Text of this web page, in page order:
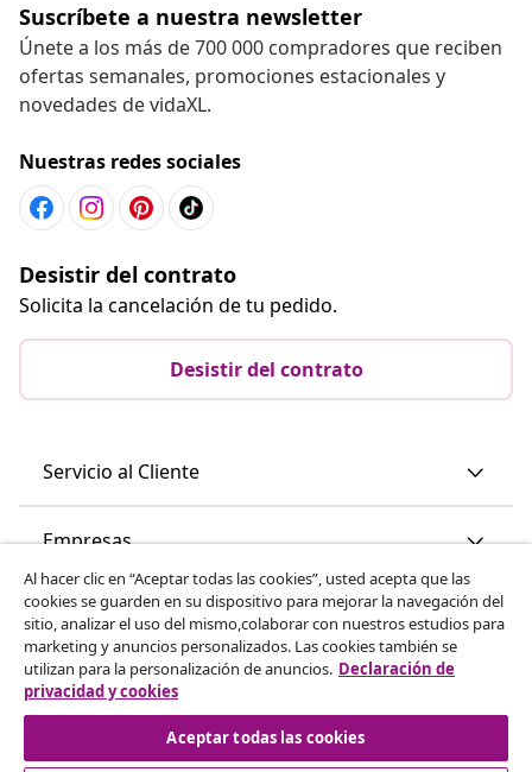
Suscríbete a nuestra newsletter
Únete a los más de 700 000 compradores que reciben
ofertas semanales, promociones estacionales y
novedades de vidaXL.
Nuestras redes sociales
Desistir del contrato
Solicita la cancelación de tu pedido.
Desistir del contrato
Servicio al Cliente
Empresas
vidaXL
Descubre mas
Al hacer clic en “Aceptar todas las cookies”, usted acepta que las
cookies se guarden en su dispositivo para mejorar la navegación del
sitio, analizar el uso del mismo,colaborar con nuestros estudios para
marketing y anuncios personalizados. Las cookies también se
utilizan para la personalización de anuncios. Declaración de
privacidad y cookies
Aceptar todas las cookies